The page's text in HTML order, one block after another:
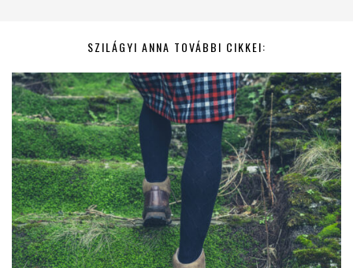
SZILÁGYI ANNA TOVÁBBI CIKKEI: